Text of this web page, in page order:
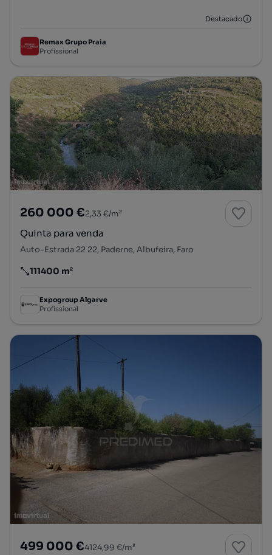
Destacado
Remax Grupo Praia
Profissional
260 000 €2,33 €/m²
Quinta para venda
Auto-Estrada 22 22, Paderne, Albufeira, Faro
Preço por metro quadrado
111400 m²
Expogroup Algarve
Profissional
499 000 €4124,99 €/m²